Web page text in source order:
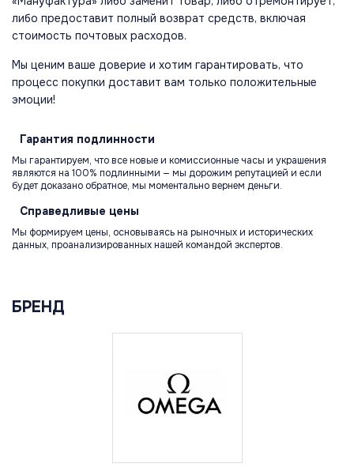
либо предоставит полный возврат средств, включая
стоимость почтовых расходов.
Мы ценим ваше доверие и хотим гарантировать, что
процесс покупки доставит вам только положительные
эмоции!
Гарантия подлинности
Мы гарантируем, что все новые и комиссионные часы и украшения
являются на 100% подлинными — мы дорожим репутацией и если
будет доказано обратное, мы моментально вернем деньги.
Справедливые цены
Мы формируем цены, основываясь на рыночных и исторических
данных, проанализированных нашей командой экспертов.
БРЕНД